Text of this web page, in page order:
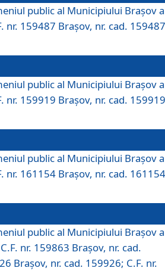
public al Municipiului Braşov a
nr. 159487 Brașov, nr. cad.
public al Municipiului Braşov a
nr. 159919 Brașov, nr. cad.
public al Municipiului Braşov a
nr. 161154 Brașov, nr. cad.
public al Municipiului Braşov a
nr. 159863 Brașov, nr. cad.
Brașov, nr. cad. 159926; C.F. nr.